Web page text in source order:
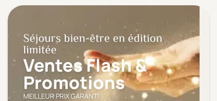
Séjours bien-être en édition
limitée
Ventes Flash &
Promotions
MEILLEUR PRIX GARANTI